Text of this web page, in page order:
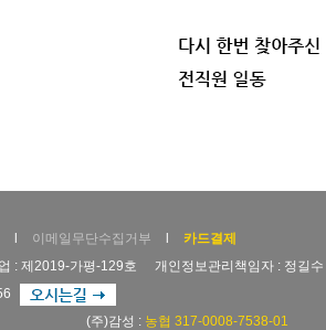
이메일무단수집거부
카드결제
: 제2019-가평-129호 개인정보관리책임자 : 정길수
(주)감성 : 농협 317-0008-7538-01